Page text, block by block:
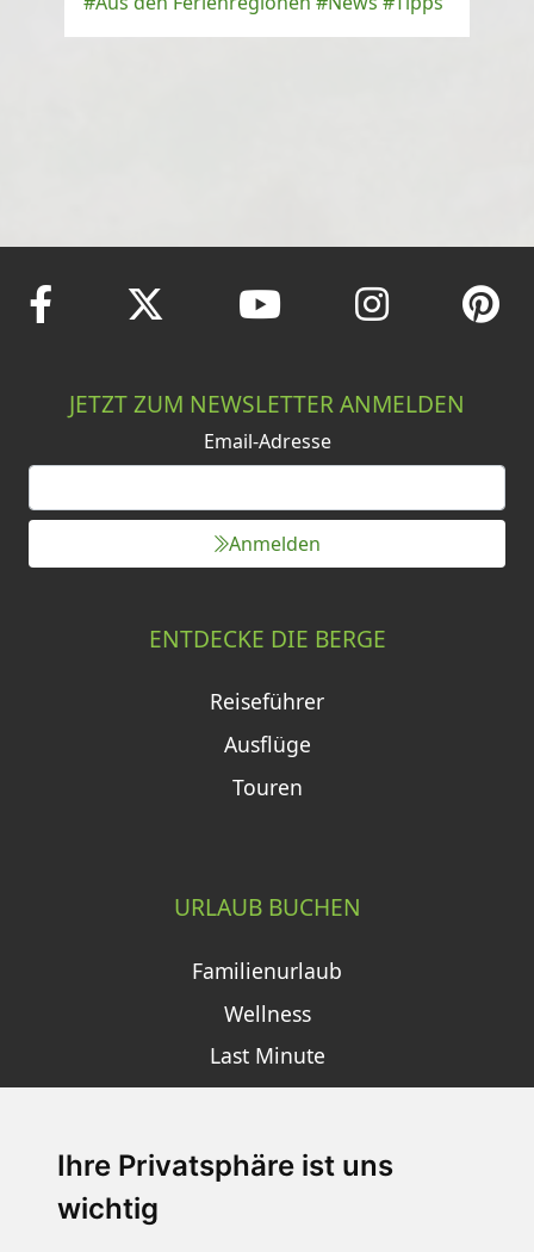
Ihre Privatsphäre ist uns
wichtig
JETZT ZUM NEWSLETTER ANMELDEN
Email-Adresse
Anmelden
ENTDECKE DIE BERGE
Reiseführer
Ausflüge
Touren
URLAUB BUCHEN
Familienurlaub
Wellness
Last Minute
SCHNEEHÖHEN SKI APP
Die Schneehoehen Ski APP für iOS und Android - Ein